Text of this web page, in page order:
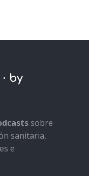
by
sobre
sanitaria,
e